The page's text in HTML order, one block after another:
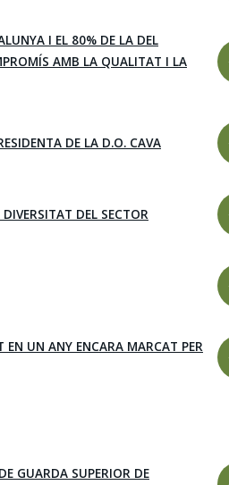
I EL 80% DE LA DEL
AMB LA QUALITAT I LA
DE LA D.O. CAVA
DEL SECTOR
UN ANY ENCARA MARCAT PER
GUARDA SUPERIOR DE